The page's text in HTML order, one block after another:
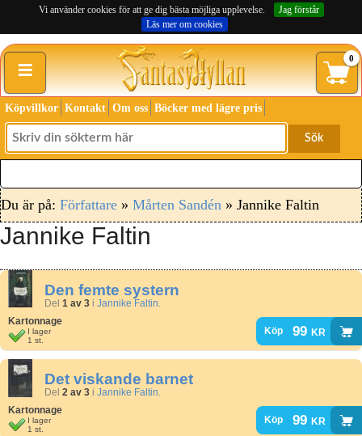
Vi använder cookies för att ge dig bästa möjliga upplevelse.
Jag förstår
Läs mer om cookies
≡ 0
Köpvillkor Kontakt Om oss Böcker med lägre pris
Sök
Du är på: Författare » Mårten Sandén » Jannike Faltin
Jannike Faltin
Den femte systern
Del 1 av 3 i Jannike Faltin.
Kartonnage
I lager
1 st.
Köp 99 kr
Det viskande barnet
Del 2 av 3 i Jannike Faltin.
Kartonnage
I lager
1 st.
Köp 99 kr